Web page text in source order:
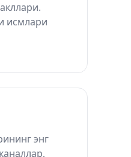
исмлари
энг